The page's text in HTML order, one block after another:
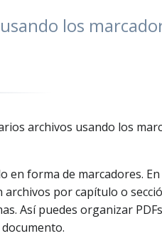
los
archivos usando los
en forma de marcadores.
por capítulo o
Así puedes organizar